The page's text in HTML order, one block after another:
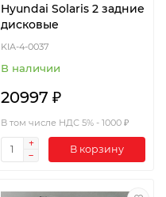
Hyundai Solaris 2 задние
дисковые
KIA-4-0037
В наличии
20997 ₽
В том числе НДС 5% - 1000 ₽
В корзину